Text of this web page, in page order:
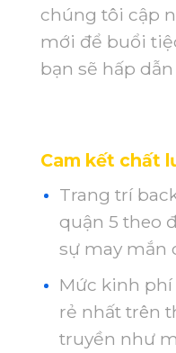
chúng tôi cập
mới để buổi
bạn sẽ hấp
Cam kết chất
Trang trí
quận 5 theo
sự may mắn
Mức kinh
rẻ nhất trên
truyền như